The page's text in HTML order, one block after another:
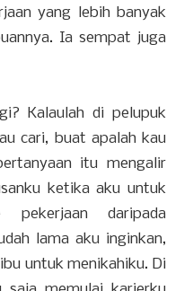
yang lebih banyak
Ia sempat juga
Kalaulah di pelupuk
cari, buat apalah kau
itu mengalir
ketika aku untuk
pekerjaan daripada
lama aku inginkan,
untuk menikahiku. Di